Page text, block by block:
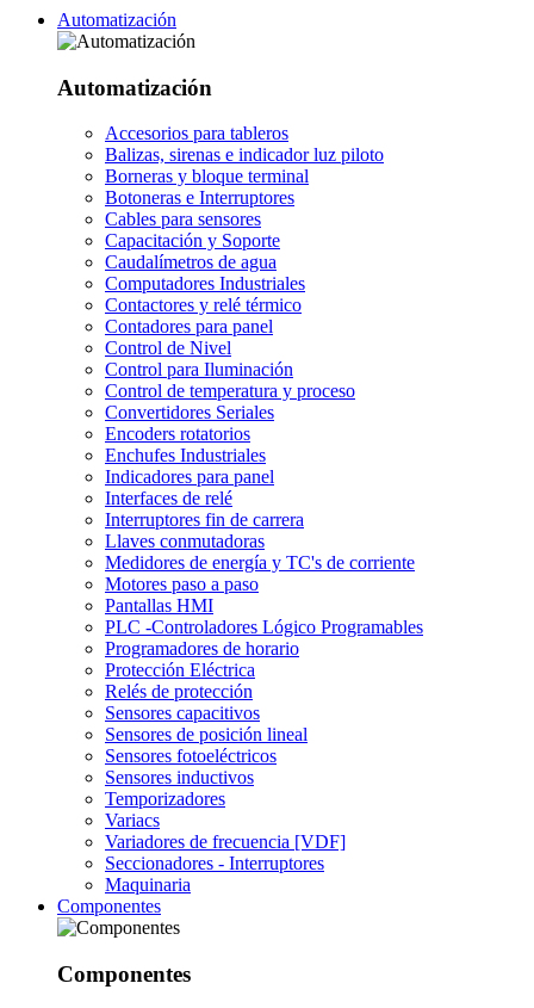
Automatización
Automatización
Accesorios para tableros
Balizas, sirenas e indicador luz piloto
Borneras y bloque terminal
Botoneras e Interruptores
Cables para sensores
Capacitación y Soporte
Caudalímetros de agua
Computadores Industriales
Contactores y relé térmico
Contadores para panel
Control de Nivel
Control para Iluminación
Control de temperatura y proceso
Convertidores Seriales
Encoders rotatorios
Enchufes Industriales
Indicadores para panel
Interfaces de relé
Interruptores fin de carrera
Llaves conmutadoras
Medidores de energía y TC's de corriente
Motores paso a paso
Pantallas HMI
PLC -Controladores Lógico Programables
Programadores de horario
Protección Eléctrica
Relés de protección
Sensores capacitivos
Sensores de posición lineal
Sensores fotoeléctricos
Sensores inductivos
Temporizadores
Variacs
Variadores de frecuencia [VDF]
Seccionadores - Interruptores
Maquinaria
Componentes
Componentes